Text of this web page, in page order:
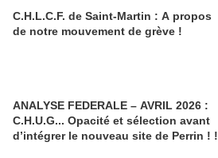
C.H.L.C.F. de Saint-Martin : A propos
de notre mouvement de grève !
ANALYSE FEDERALE – AVRIL 2026 :
C.H.U.G... Opacité et sélection avant
d’intégrer le nouveau site de Perrin ! !